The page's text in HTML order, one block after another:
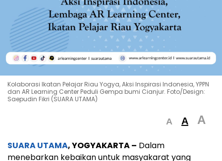
Kolaborasi Ikatan Pelajar Riau Yogya, Aksi Inspirasi Indonesia, YPPN
dan AR Learning Center Peduli Gempa bumi Cianjur. Foto/Design:
Saepudin Fikri (SUARA UTAMA)
A A A
SUARA UTAMA, YOGYAKARTA – Dalam
menebarkan kebaikan untuk masyakarat yang